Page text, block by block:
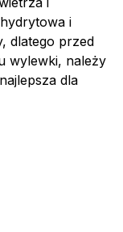
i
dlatego przed
wylewki, należy
dla